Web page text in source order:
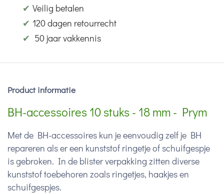
✔ Veilig betalen
✔ 120 dagen retourrecht
✔ 50 jaar vakkennis
Product informatie
BH-accessoires 10 stuks - 18 mm - Prym
Met de BH-accessoires kun je eenvoudig zelf je BH
repareren als er een kunststof ringetje of schuifgespje
is gebroken. In de blister verpakking zitten diverse
kunststof toebehoren zoals ringetjes, haakjes en
schuifgespjes.